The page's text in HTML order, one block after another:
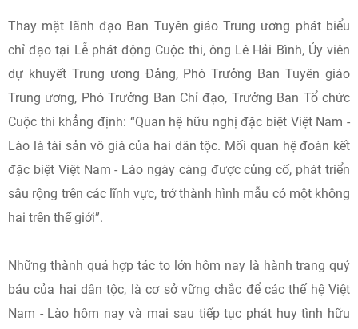
Thay mặt lãnh đạo Ban Tuyên giáo Trung ương phát biểu
chỉ đạo tại Lễ phát động Cuộc thi, ông Lê Hải Bình, Ủy viên
dự khuyết Trung ương Đảng, Phó Trưởng Ban Tuyên giáo
Trung ương, Phó Trưởng Ban Chỉ đạo, Trưởng Ban Tổ chức
Cuộc thi khẳng định: “Quan hệ hữu nghị đặc biệt Việt Nam -
Lào là tài sản vô giá của hai dân tộc. Mối quan hệ đoàn kết
đặc biệt Việt Nam - Lào ngày càng được củng cố, phát triển
sâu rộng trên các lĩnh vực, trở thành hình mẫu có một không
hai trên thế giới”.
Những thành quả hợp tác to lớn hôm nay là hành trang quý
báu của hai dân tộc, là cơ sở vững chắc để các thế hệ Việt
Nam - Lào hôm nay và mai sau tiếp tục phát huy tình hữu